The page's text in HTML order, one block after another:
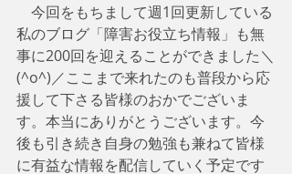
今回をもちまして週1回更新している
私のブログ「障害お役立ち情報」も無
事に200回を迎えることができました＼
(^o^)／ここまで来れたのも普段から応
援して下さる皆様のおかでございま
す。本当にありがとうございます。今
後も引き続き自身の勉強も兼ねて皆様
に有益な情報を配信していく予定です